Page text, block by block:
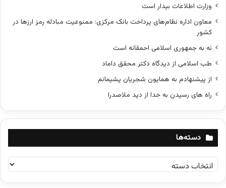
وزارت اطلاعات بیدار است
معاون اداره نظام‌های پرداخت بانک مرکزی: ممنوعیت مبادله رمز ارزها در
کشور
نه به جمهوری اسلامی احمقانه است
طب اسلامی از دیدگاه دکتر محقق داماد
از پیشنهادم به همایون شجریان پشیمانم
راه های رسیدن به خدا از دید ملاصدرا
دسته‌ها
د
س
ت